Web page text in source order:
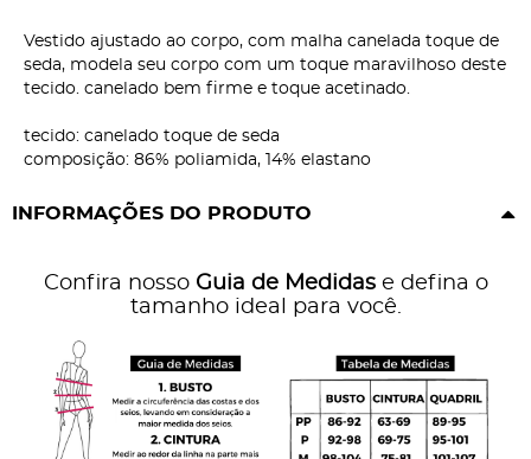
Vestido ajustado ao corpo, com malha canelada toque de
seda, modela seu corpo com um toque maravilhoso deste
tecido. canelado bem firme e toque acetinado.
tecido: canelado toque de seda
composição: 86% poliamida, 14% elastano
INFORMAÇÕES DO PRODUTO
Confira nosso Guia de Medidase defina o
tamanho ideal para você.